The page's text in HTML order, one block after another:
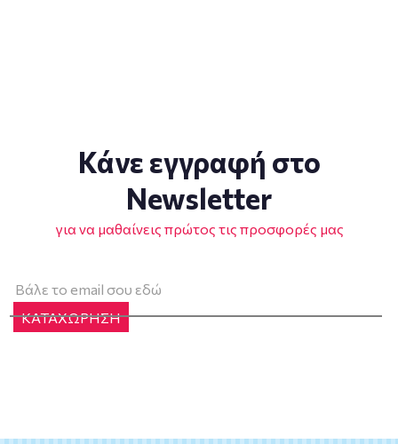
Κάνε εγγραφή στο
Newsletter
για να μαθαίνεις πρώτος τις προσφορές μας
ΚΑΤΑΧΩΡΗΣΗ